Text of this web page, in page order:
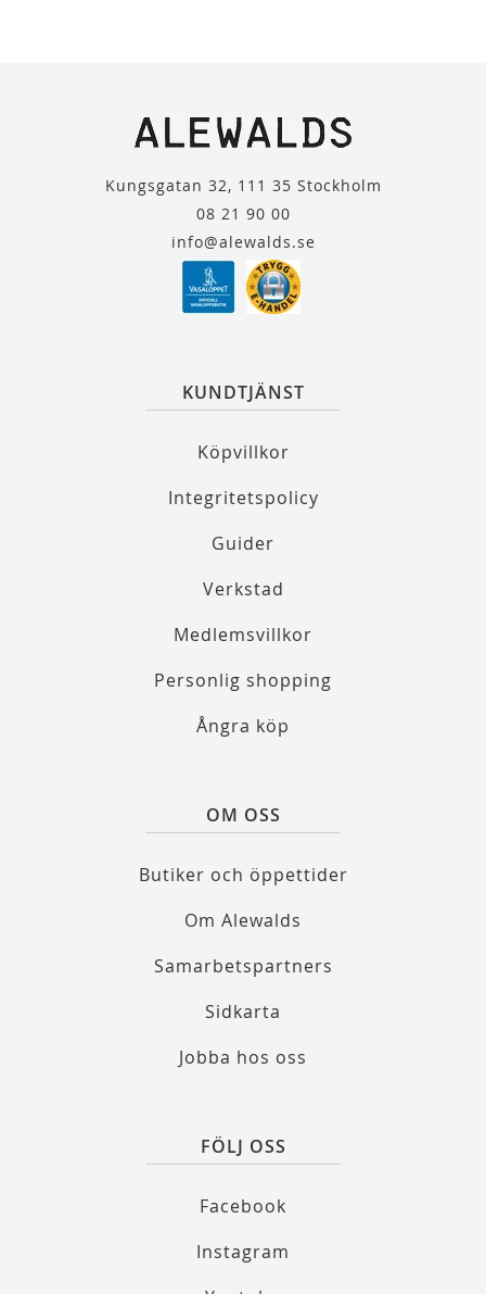
Kungsgatan 32, 111 35 Stockholm
08 21 90 00
info@alewalds.se
KUNDTJÄNST
Köpvillkor
Integritetspolicy
Guider
Verkstad
Medlemsvillkor
Personlig shopping
Ångra köp
OM OSS
Butiker och öppettider
Om Alewalds
Samarbetspartners
Sidkarta
Jobba hos oss
FÖLJ OSS
Facebook
Instagram